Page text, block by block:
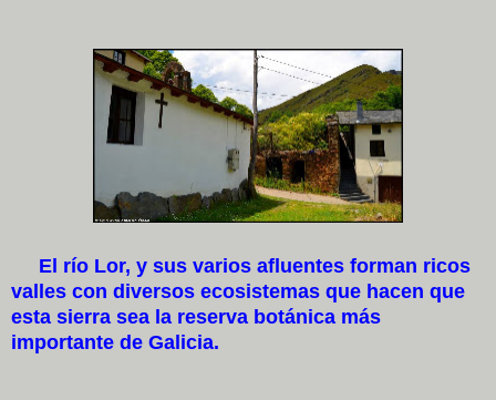
El río Lor, y sus varios afluentes forman ricos
valles con diversos ecosistemas que hacen que
esta sierra sea la reserva botánica más
importante de Galicia.